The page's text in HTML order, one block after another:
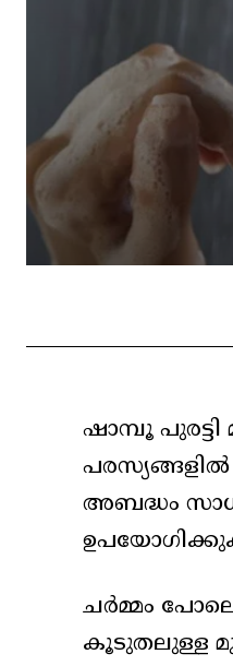
ഷാമ്പൂ
അബദ്ധം
ചര്‍മ്മം
കൂടുതലുള്ള